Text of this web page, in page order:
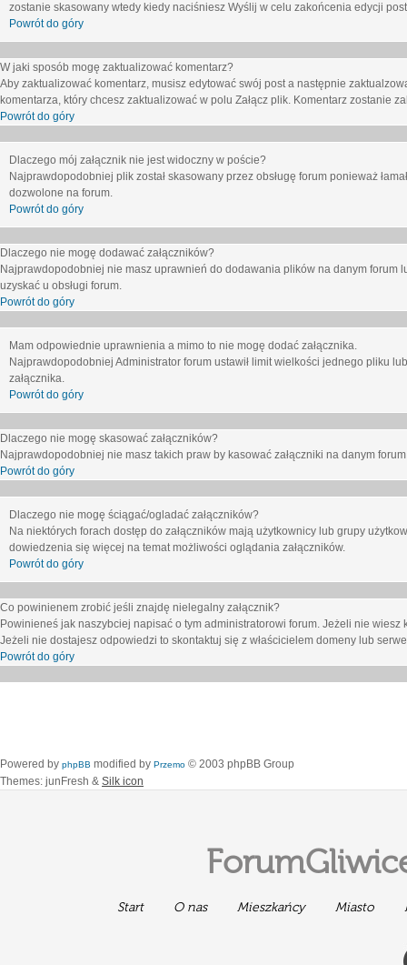
zostanie skasowany wtedy kiedy naciśniesz Wyślij w celu zakońcenia edycji
Powrót do góry
W jaki sposób mogę zaktualizować komentarz?
Aby zaktualizować komentarz, musisz edytować swój post a następnie
komentarza, który chcesz zaktualizować w polu Załącz plik. Komentarz zostanie
Powrót do góry
Dlaczego mój załącznik nie jest widoczny w poście?
Najprawdopodobniej plik został skasowany przez obsługę forum ponieważ
dozwolone na forum.
Powrót do góry
Dlaczego nie mogę dodawać załączników?
Najprawdopodobniej nie masz uprawnień do dodawania plików na danym forum
uzyskać u obsługi forum.
Powrót do góry
Mam odpowiednie uprawnienia a mimo to nie mogę dodać załącznika.
Najprawdopodobniej Administrator forum ustawił limit wielkości jednego pliku
załącznika.
Powrót do góry
Dlaczego nie mogę skasować załączników?
Najprawdopodobniej nie masz takich praw by kasować załączniki na danym
Powrót do góry
Dlaczego nie mogę ściągać/ogladać załączników?
Na niektórych forach dostęp do załączników mają użytkownicy lub grupy
dowiedzenia się więcej na temat możliwości oglądania załączników.
Powrót do góry
Co powinienem zrobić jeśli znajdę nielegalny załącznik?
Powinieneś jak naszybciej napisać o tym administratorowi forum. Jeżeli nie
Jeżeli nie dostajesz odpowiedzi to skontaktuj się z właścicielem domeny lub
Powrót do góry
Powered by phpBB modified by Przemo © 2003 phpBB Group
Themes: junFresh & Silk icon
Start O nas Mieszkańcy Miasto